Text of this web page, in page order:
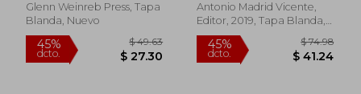
dcto. $ 36.89 dcto.
Glenn Weinreb Press, Tapa
Blanda, Nuevo
Antonio Madrid Vicente,
Editor, 2019, Tapa Blanda,
Nuevo